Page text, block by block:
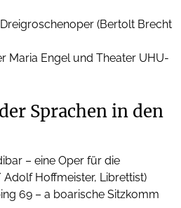
(Bertolt Brecht
Maria Engel und Theater UHU-
Sprachen in den
– eine Oper für die
Hoffmeister, Librettist)
69 – a boarische Sitzkomm